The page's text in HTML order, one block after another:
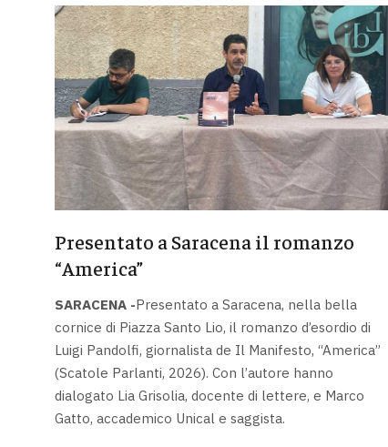
Presentato a Saracena il romanzo
“America”
SARACENA -Presentato a Saracena, nella bella
cornice di Piazza Santo Lio, il romanzo d’esordio di
Luigi Pandolfi, giornalista de Il Manifesto, “America”
(Scatole Parlanti, 2026). Con l’autore hanno
dialogato Lia Grisolia, docente di lettere, e Marco
Gatto, accademico Unical e saggista.